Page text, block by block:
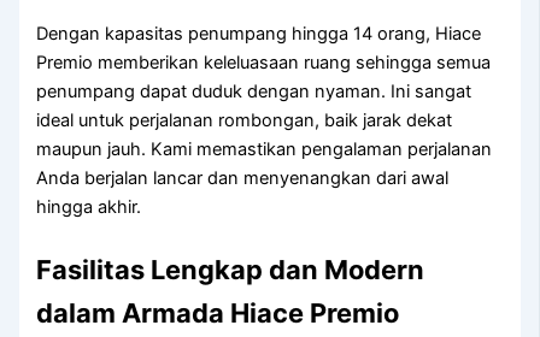
Dengan kapasitas penumpang hingga 14 orang, Hiace
Premio memberikan keleluasaan ruang sehingga semua
penumpang dapat duduk dengan nyaman. Ini sangat
ideal untuk perjalanan rombongan, baik jarak dekat
maupun jauh. Kami memastikan pengalaman perjalanan
Anda berjalan lancar dan menyenangkan dari awal
hingga akhir.
Fasilitas Lengkap dan Modern
dalam Armada Hiace Premio